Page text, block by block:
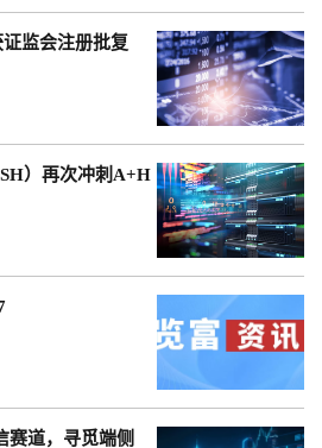
监会注册批复
）再次冲刺A+H
赛道，寻觅端侧